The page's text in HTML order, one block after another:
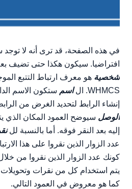
في هذه الصفحة، قد ترى أنه لا توجد
افتراضيا. سيكون هكذا حتى تضيف
شخصية هو معرف ارتباط التتبع
WHMCS. ال
اسم ستكون الاسم
إنشاء الرابط لتحديد الغرض من
الوصل سيوضح العمود المكان الذي
إليه بعد النقر فوقه. أما بالنسبة لل
عدد الزوار الذين نقروا على هذا
كونك عدد الزوار الذين نقروا من
يتم استخدام كل من نقرات
كما هو معروض في العمود التالي.